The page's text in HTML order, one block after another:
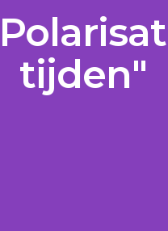
tijden"